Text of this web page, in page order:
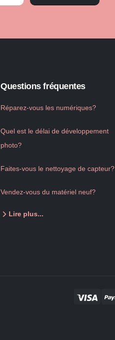
Questions fréquentes
Réparez-vous les numériques?
Quel est le délai de développement
photo?
Faites-vous le nettoyage de capteur?
Vendez-vous du matériel neuf?
Lire plus...